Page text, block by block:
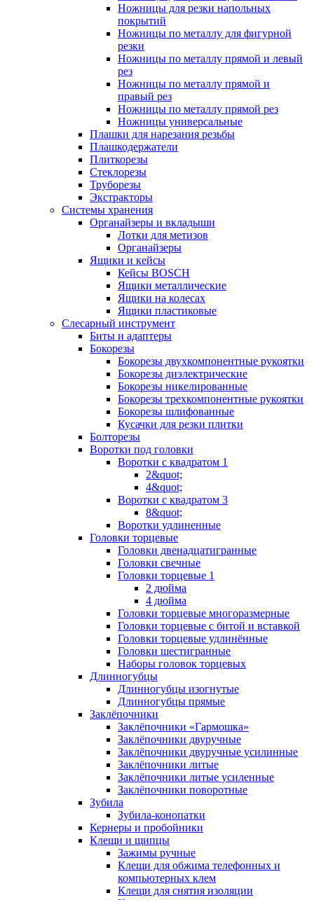
Ножницы для резки напольных
покрытий
Ножницы по металлу для фигурной
резки
Ножницы по металлу прямой и левый
рез
Ножницы по металлу прямой и
правый рез
Ножницы по металлу прямой рез
Ножницы универсальные
Плашки для нарезания резьбы
Плашкодержатели
Плиткорезы
Стеклорезы
Труборезы
Экстракторы
Системы хранения
Органайзеры и вкладыши
Лотки для метизов
Органайзеры
Ящики и кейсы
Кейсы BOSCH
Ящики металлические
Ящики на колесах
Ящики пластиковые
Слесарный инструмент
Биты и адаптеры
Бокорезы
Бокорезы двухкомпонентные рукоятки
Бокорезы диэлектрические
Бокорезы никелированные
Бокорезы трехкомпонентные рукоятки
Бокорезы шлифованные
Кусачки для резки плитки
Болторезы
Воротки под головки
Воротки с квадратом 1
2&quot;
4&quot;
Воротки с квадратом 3
8&quot;
Воротки удлиненные
Головки торцевые
Головки двенадцатигранные
Головки свечные
Головки торцевые 1
2 дюйма
4 дюйма
Головки торцевые многоразмерные
Головки торцевые с битой и вставкой
Головки торцевые удлинённые
Головки шестигранные
Наборы головок торцевых
Длинногубцы
Длинногубцы изогнутые
Длинногубцы прямые
Заклёпочники
Заклёпочники «Гармошка»
Заклёпочники двуручные
Заклёпочники двуручные усилинные
Заклёпочники литые
Заклёпочники литые усиленные
Заклёпочники поворотные
Зубила
Зубила-конопатки
Кернеры и пробойники
Клещи и щипцы
Зажимы ручные
Клещи для обжима телефонных и
компьютерных клем
Клещи для снятия изоляции